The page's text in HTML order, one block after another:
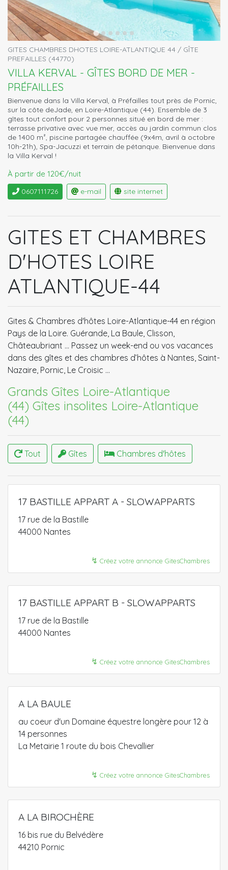
GITES CHAMBRES DHOTES LOIRE-ATLANTIQUE 44 / GÎTE
PREFAILLES (44770)
VILLA KERVAL - GÎTES BORD DE MER -
PRÉFAILLES
Bienvenue dans la Villa Kerval, à Préfailles tout près de Pornic,
sur la côte deJade, en Loire-Atlantique (44). Ensemble de 3
gîtes tout confort pour 2 personnes situé en bord de mer :
terrasse privative avec vue mer, accès au jardin commun clos
de 1400 m², piscine partagée chauffée (9x4m, avril à octobre
10h-21h), Spa-Jacuzzi et terrain de pétanque. Bienvenue dans
la Villa Kerval !
À partir de 120€/nuit
0607111726 e-mail site internet
GITES ET CHAMBRES
D'HOTES LOIRE
ATLANTIQUE-44
Gites & Chambres d'hôtes Loire-Atlantique-44 en région
Pays de la Loire. Guérande, La Baule, Clisson,
Châteaubriant ... Passez un week-end ou vos vacances
dans des gîtes et des chambres d’hôtes à Nantes, Saint-
Nazaire, Pornic, Le Croisic …
Grands Gîtes Loire-Atlantique
(44) Gîtes insolites Loire-Atlantique
(44)
Tout Gîtes Chambres d'hôtes
17 BASTILLE APPART A - SLOWAPPARTS
17 rue de la Bastille
44000 Nantes
↯ Créez votre annonce GitesChambres
17 BASTILLE APPART B - SLOWAPPARTS
17 rue de la Bastille
44000 Nantes
↯ Créez votre annonce GitesChambres
A LA BAULE
au coeur d'un Domaine équestre longère pour 12 à
14 personnes
La Metairie 1 route du bois Chevallier
↯ Créez votre annonce GitesChambres
A LA BIROCHÈRE
16 bis rue du Belvédère
44210 Pornic